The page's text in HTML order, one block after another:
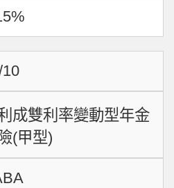
成雙利率變動型年金
(甲型)